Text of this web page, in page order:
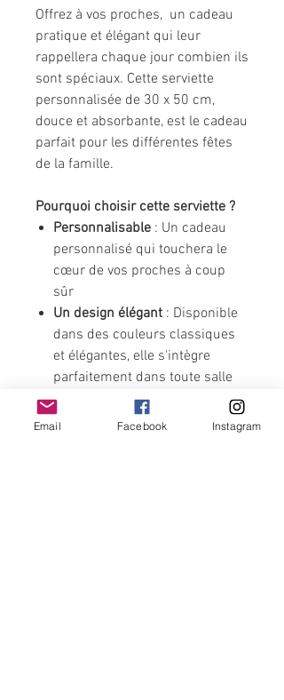
Offrez à vos proches, un cadeau
pratique et élégant qui leur
rappellera chaque jour combien ils
sont spéciaux. Cette serviette
personnalisée de 30 x 50 cm,
douce et absorbante, est le cadeau
parfait pour les différentes fêtes
de la famille.
Pourquoi choisir cette serviette ?
Personnalisable : Un cadeau
personnalisé qui touchera le
cœur de vos proches à coup
sûr
Un design élégant : Disponible
dans des couleurs classiques
et élégantes, elle s'intègre
parfaitement dans toute salle
de bain ou même dans un
panier cadeau.
Email Facebook Instagram